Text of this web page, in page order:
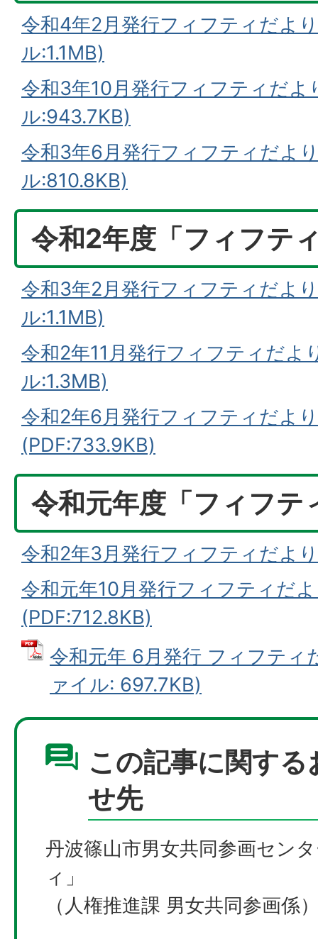
令和4年2月発行フィフティだよ
ル:1.1MB)
令和3年10月発行フィフティだよ
ル:943.7KB)
令和3年6月発行フィフティだよ
ル:810.8KB)
令和2年度「フィフテ
令和3年2月発行フィフティだよ
ル:1.1MB)
令和2年11月発行フィフティだよ
ル:1.3MB)
令和2年6月発行フィフティだよ
(PDF:733.9KB)
令和元年度「フィフテ
令和2年3月発行フィフティだよ
令和元年10月発行フィフティだ
(PDF:712.8KB)
令和元年 6月発行 フィフティ
ァイル: 697.7KB)
この記事に関する
せ先
丹波篠山市男女共同参画セン
ィ」
（人権推進課 男女共同参画係